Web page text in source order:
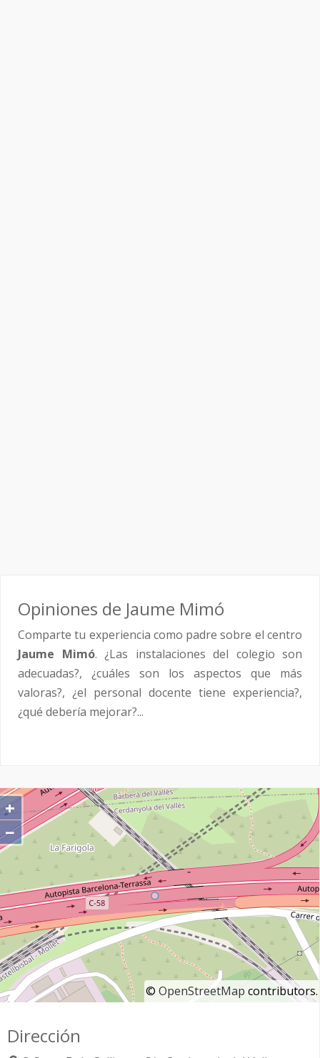
Opiniones de Jaume Mimó
Comparte tu experiencia como padre sobre el centro
Jaume Mimó. ¿Las instalaciones del colegio son
adecuadas?, ¿cuáles son los aspectos que más
valoras?, ¿el personal docente tiene experiencia?,
¿qué debería mejorar?...
+
−
© OpenStreetMap contributors.
Dirección